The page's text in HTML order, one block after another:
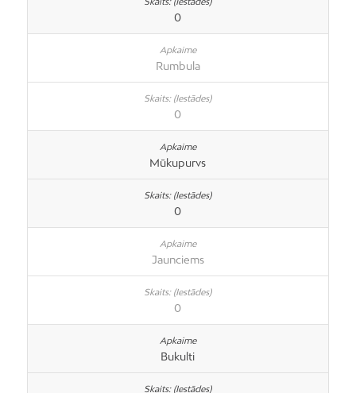
0
Rumbula
0
Mūkupurvs
0
Jaunciems
0
Bukulti